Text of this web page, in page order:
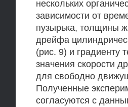
нескольких
зависимости от
пузырька, толщины
дрейфа
(рис. 9) и градиенту
значения скорости
для свободно
Полученные
согласуются с